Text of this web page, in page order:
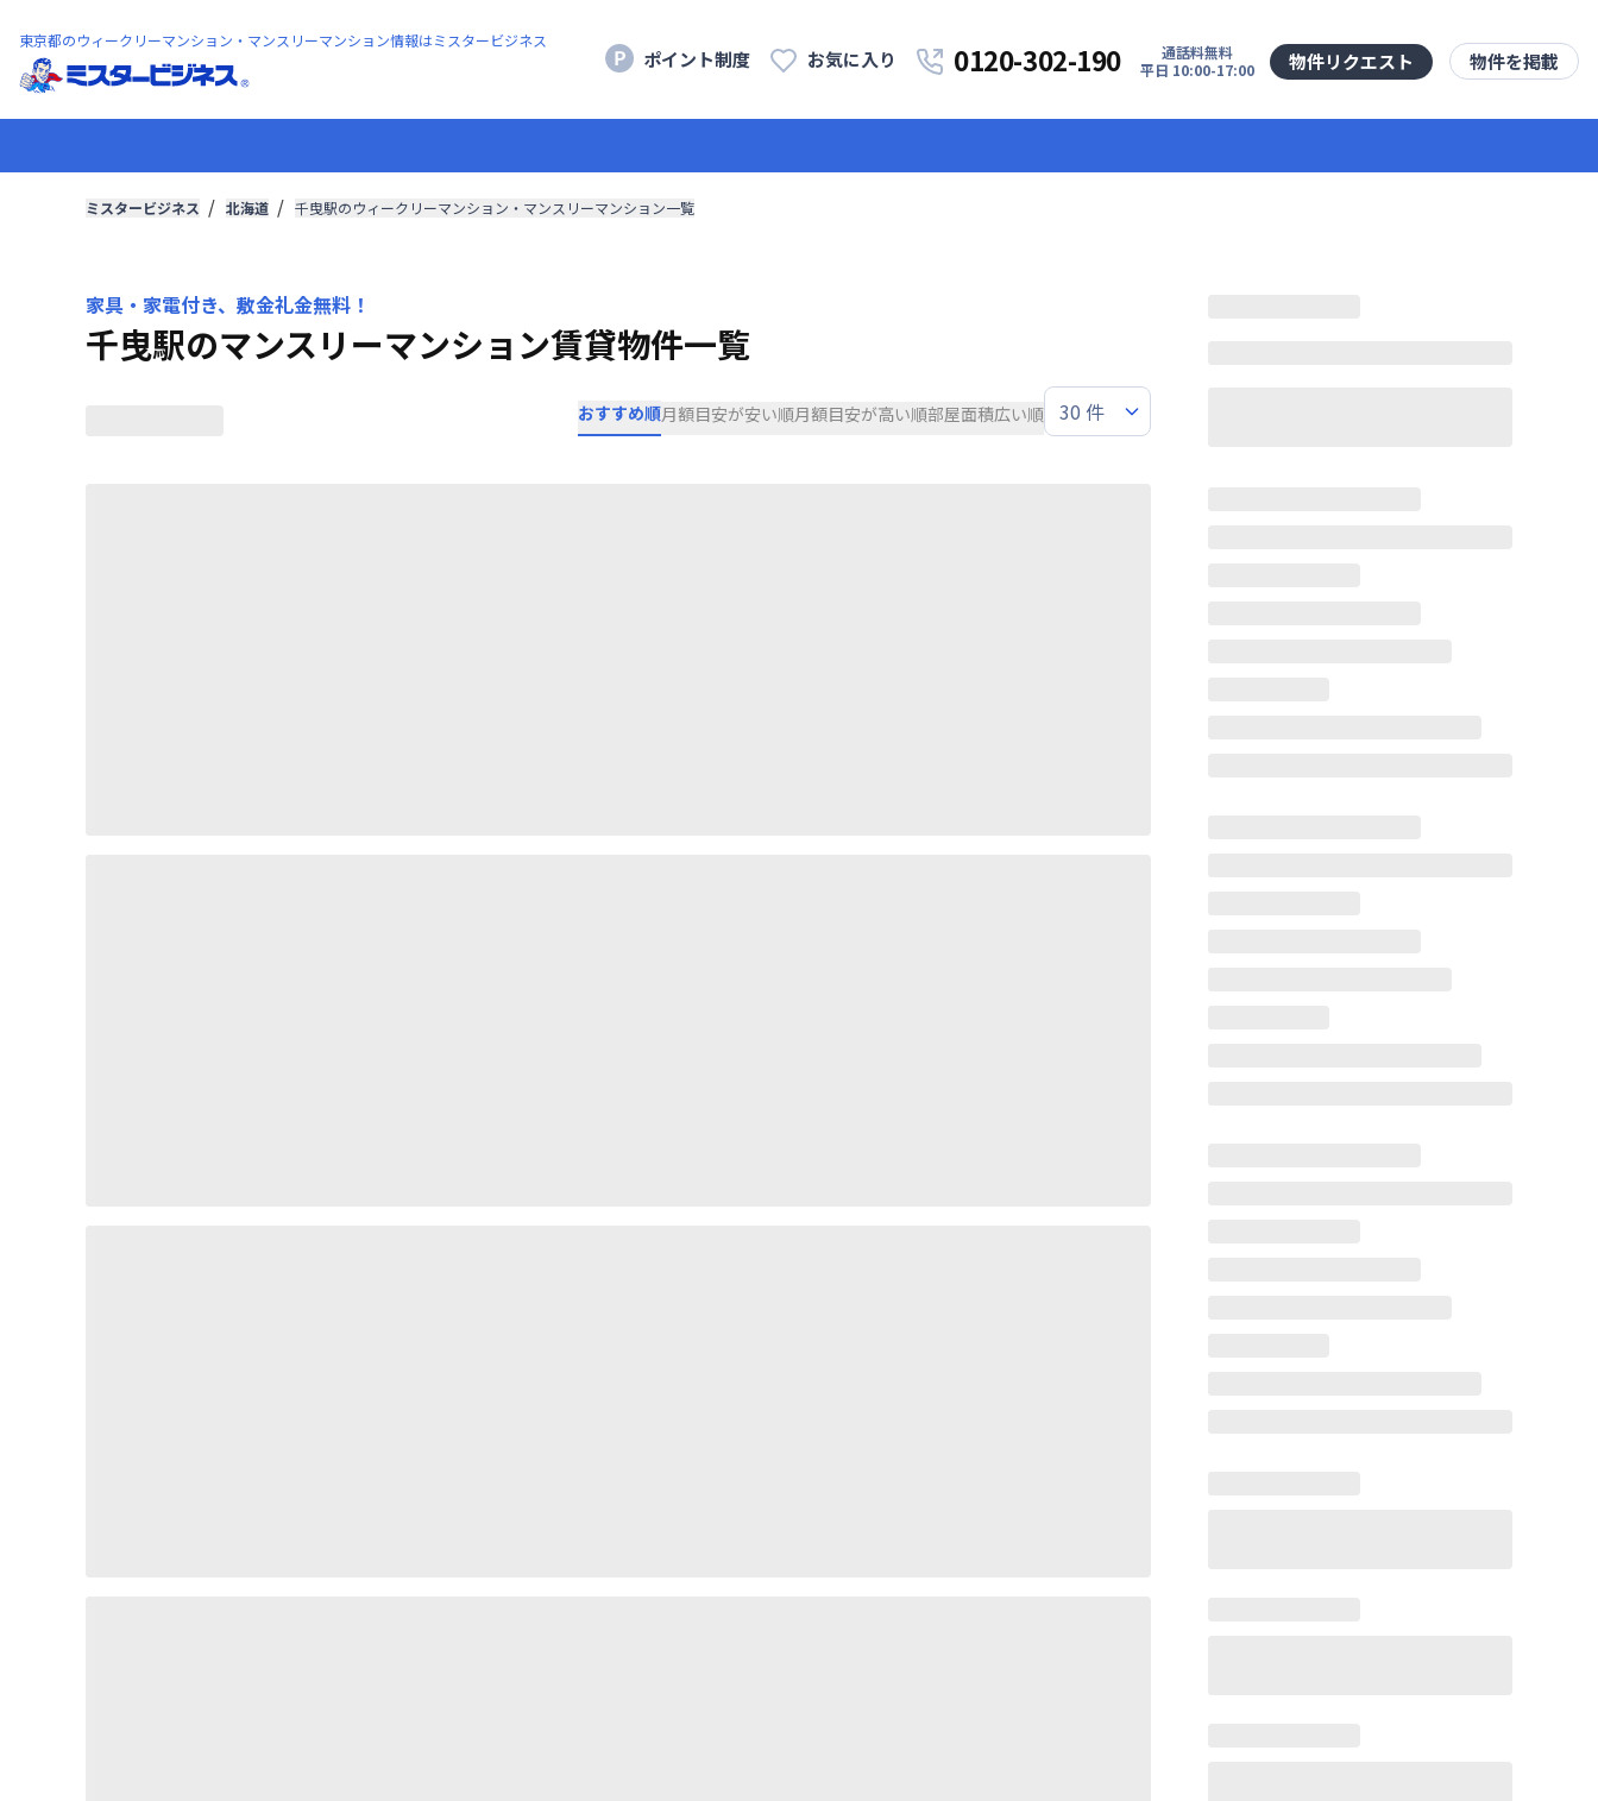
東京都のウィークリーマンション・マンスリーマンション情報はミスタービジネス
ポイント制度 お気に入り 0120-302-190
通話料無料
平日 10:00-17:00
物件リクエスト 物件を掲載
ミスタービジネス 北海道 千曳駅のウィークリーマンション・マンスリーマンション一覧
家具・家電付き、敷金礼金無料！
千曳駅のマンスリーマンション賃貸物件一覧
おすすめ順月額目安が安い順月額目安が高い順部屋面積広い順